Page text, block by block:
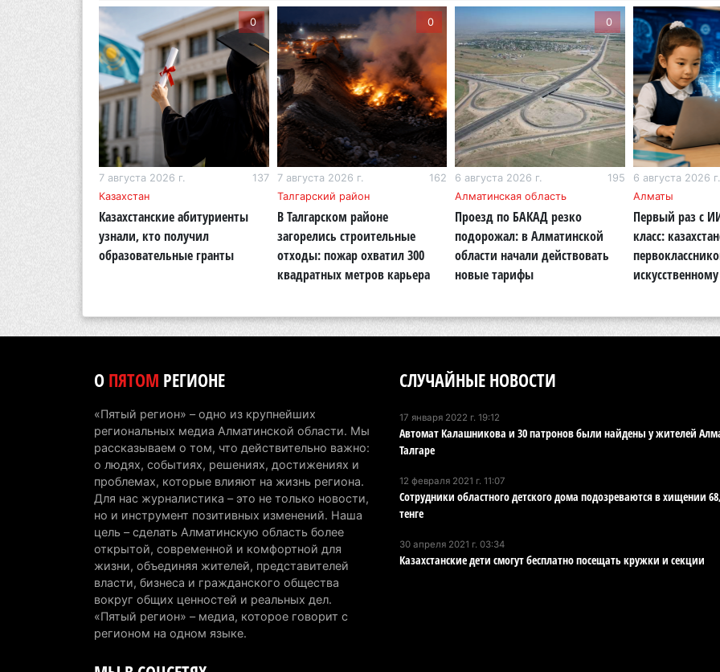
6
6
6
6
5
5
0
7 августа 2026 г.
137
Казахстан
Казахстанские абитуриенты
узнали, кто получил
образовательные гранты
0
7 августа 2026 г.
162
Талгарский район
В Талгарском районе
загорелись строительные
отходы: пожар охватил 300
квадратных метров карьера
0
6 августа 2026 г.
195
Алматинская область
Проезд по БАКАД резко
подорожал: в Алматинской
области начали действовать
новые тарифы
6 августа 2026 г.
Алматы
Первый раз с
класс:
ОПЯТОМ РЕГИОНЕ
«Пятый регион» – одно из крупнейших
региональных медиа Алматинской области. Мы
рассказываем о том, что действительно важно:
о людях, событиях, решениях, достижениях и
проблемах, которые влияют на жизнь региона.
Для нас журналистика – это не только новости,
но и инструмент позитивных изменений. Наша
цель – сделать Алматинскую область более
открытой, современной и комфортной для
жизни, объединяя жителей, представителей
власти, бизнеса и гражданского общества
вокруг общих ценностей и реальных дел.
«Пятый регион» – медиа, которое говорит с
регионом на одном языке.
СЛУЧАЙНЫЕ НОВОСТИ
17 января 2022 г. 19:12
Автомат Калашникова и 30 патронов были найдены у жителей
Талгаре
12 февраля 2021 г. 11:07
Сотрудники областного детского дома подозреваются в хищении
тенге
30 апреля 2021 г. 03:34
Казахстанские дети смогут бесплатно посещать кружки и секции